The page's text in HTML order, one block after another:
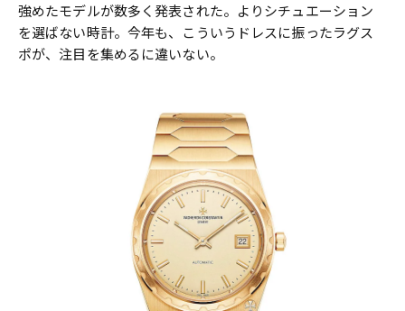
強めたモデルが数多く発表された。よりシチュエーション
を選ばない時計。今年も、こういうドレスに振ったラグス
ポが、注目を集めるに違いない。